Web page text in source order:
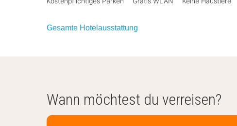
Gesamte Hotelausstattung
Wann möchtest du verreisen?